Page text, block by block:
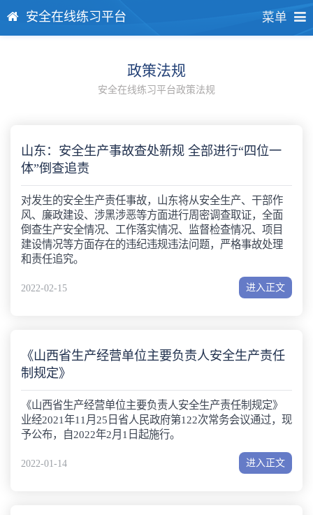
安全在线练习平台 菜单
政策法规
安全在线练习平台政策法规
山东：安全生产事故查处新规 全部进行“四位一
体”倒查追责
对发生的安全生产责任事故，山东将从安全生产、干部作
风、廉政建设、涉黑涉恶等方面进行周密调查取证，全面
倒查生产安全情况、工作落实情况、监督检查情况、项目
建设情况等方面存在的违纪违规违法问题，严格事故处理
和责任追究。
2022-02-15 进入正文
《山西省生产经营单位主要负责人安全生产责任
制规定》
《山西省生产经营单位主要负责人安全生产责任制规定》
业经2021年11月25日省人民政府第122次常务会议通过，现
予公布，自2022年2月1日起施行。
2022-01-14 进入正文